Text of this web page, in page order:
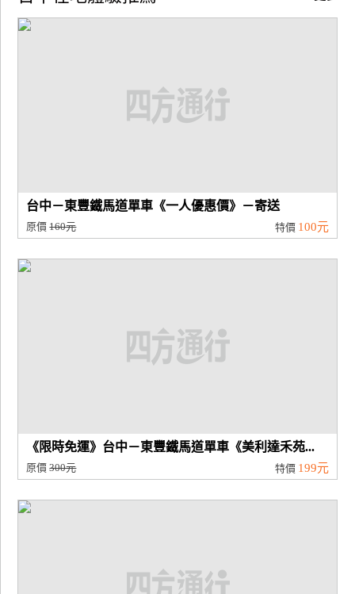
台中－東豐鐵馬道單車《一人優惠價》－寄送
原價160元 特價 100元
《限時免運》台中－東豐鐵馬道單車《美利達禾苑...
原價300元 特價 199元